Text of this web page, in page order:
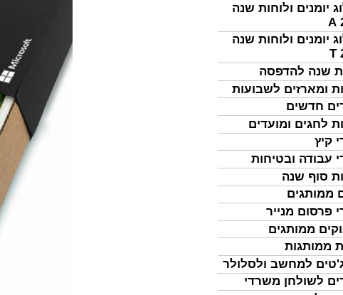
יומנים ולוחות שנה
יומנים ולוחות שנה
שנה להדפסה
ומארזים לשבועות
חדשים
לחגים ומועדים
קיץ
עבודה ובטיחות
סוף שנה
ממותגים
פרסום מנייר
ממותגים
ממותגות
למחשב ולסלולר
לשולחן משרדי